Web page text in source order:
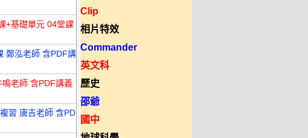
+基礎單元 04堂課
鄭泓老師 含PDF講
老師 含PDF講義
習 唐吉老師 含PD
Clip
相片特效
Commander
英文科
歷史
邵爺
國中